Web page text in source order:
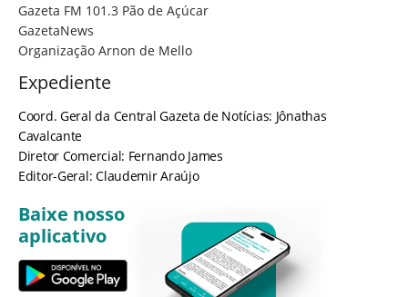
Gazeta FM 101.3 Pão de Açúcar
GazetaNews
Organização Arnon de Mello
Expediente
Coord. Geral da Central Gazeta de Notícias: Jônathas
Cavalcante
Diretor Comercial: Fernando James
Editor-Geral: Claudemir Araújo
Baixe nosso
aplicativo